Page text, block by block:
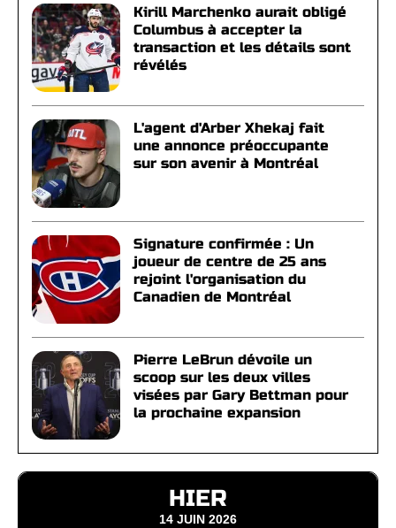
Kirill Marchenko aurait obligé
Columbus à accepter la
transaction et les détails sont
révélés
L'agent d'Arber Xhekaj fait
une annonce préoccupante
sur son avenir à Montréal
Signature confirmée : Un
joueur de centre de 25 ans
rejoint l'organisation du
Canadien de Montréal
Pierre LeBrun dévoile un
scoop sur les deux villes
visées par Gary Bettman pour
la prochaine expansion
HIER
14 JUIN 2026